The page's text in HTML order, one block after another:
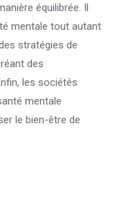
équilibrée. Il
mentale tout autant
stratégies de
des
les sociétés
mentale
le bien-être de